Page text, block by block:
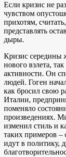
Если кризис не
чувством
прихотям,
представлять
дыры.
Кризис середины
нового взлета,
активности. Он
людей. Гоген
как бросил свою
Италии,
поменяло
произведениях.
изменил стиль и
таких примеров –
идут в политику,